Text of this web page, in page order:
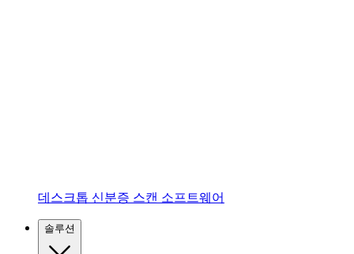
데스크톱 신분증 스캔 소프트웨어
솔루션